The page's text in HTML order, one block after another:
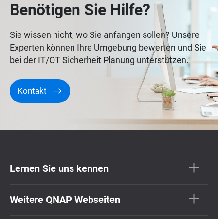
Benötigen Sie Hilfe?
Sie wissen nicht, wo Sie anfangen sollen? Unsere
Experten können Ihre Umgebung bewerten und Sie
bei der IT/OT Sicherheit Planung unterstützen.
Kontakt
Lernen Sie uns kennen
Weitere QNAP Webseiten